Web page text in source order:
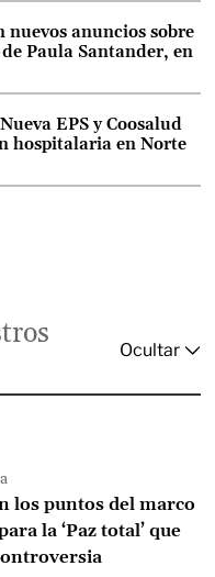
anuncios sobre
Paula Santander, en
EPS y Coosalud
hospitalaria en Norte
los puntos del marco
la ‘Paz total’ que